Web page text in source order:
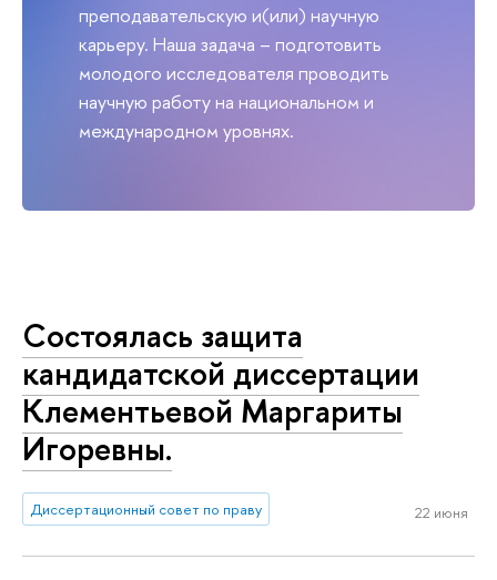
преподавательскую и(или) научную
карьеру. Наша задача – подготовить
молодого исследователя проводить
научную работу на национальном и
международном уровнях.
Состоялась защита
кандидатской диссертации
Клементьевой Маргариты
Игоревны.
Диссертационный совет по праву 22 июня